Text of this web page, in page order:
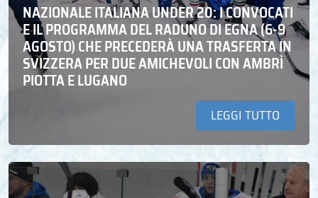
NAZIONALE ITALIANA UNDER 20: I CONVOCATI
E IL PROGRAMMA DEL RADUNO DI EGNA (6-9
AGOSTO) CHE PRECEDERÀ UNA TRASFERTA IN
SVIZZERA PER DUE AMICHEVOLI CON AMBRÌ
PIOTTA E LUGANO
LEGGI TUTTO